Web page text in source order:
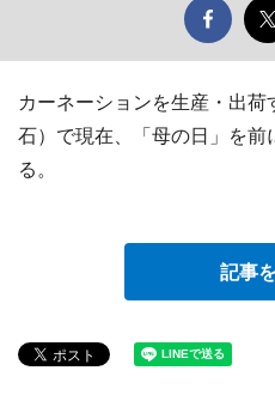
カーネーションを生産・出
石）で現在、「母の日」を
る。
記事